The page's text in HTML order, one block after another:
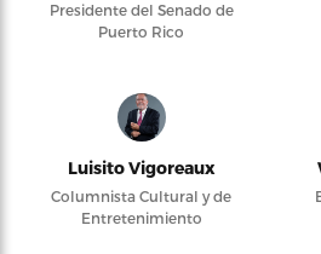
Presidente del Senado de
Puerto Rico
Luisito Vigoreaux
Columnista Cultural y de
Entretenimiento